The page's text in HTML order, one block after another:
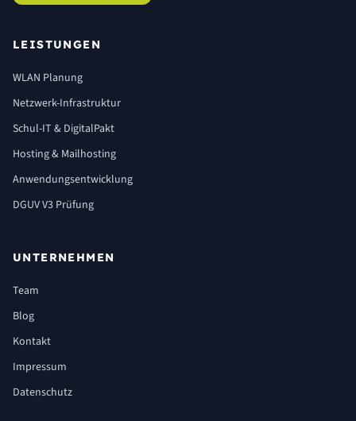
LEISTUNGEN
WLAN Planung
Netzwerk-Infrastruktur
Schul-IT & DigitalPakt
Hosting & Mailhosting
Anwendungsentwicklung
DGUV V3 Prüfung
UNTERNEHMEN
Team
Blog
Kontakt
Impressum
Datenschutz